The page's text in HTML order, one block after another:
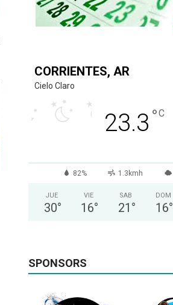
CORRIENTES, AR
Cielo Claro
23.3 °C
82% 1.3kmh
JUE
30°
VIE
16°
SAB
21 °
DOM
16°
SPONSORS